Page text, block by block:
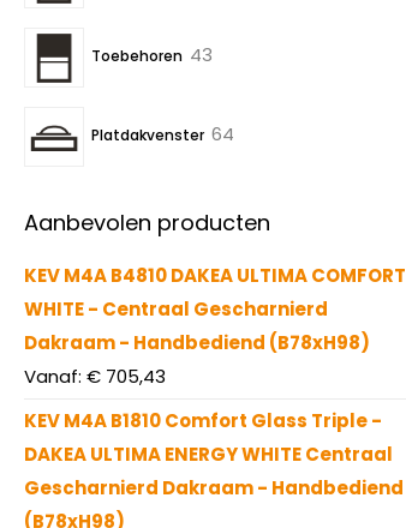
Toebehoren 43
Platdakvenster 64
Aanbevolen producten
KEV M4A B4810 DAKEA ULTIMA COMFORT
WHITE - Centraal Gescharnierd
Dakraam - Handbediend (B78xH98)
Vanaf: € 705,43
KEV M4A B1810 Comfort Glass Triple -
DAKEA ULTIMA ENERGY WHITE Centraal
Gescharnierd Dakraam - Handbediend
(B78xH98)